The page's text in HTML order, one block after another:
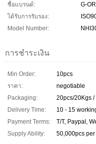
ชื่อแบรนด์:
G-
ได้รับการรับรอง:
Model Number:
การชำระเงิน
Min Order:
10pcs
ราคา:
negotiable
Packaging:
20pcs/20Kgs
Delivery Time:
10 - 15
Payment Terms:
T/T, Paypal,
Supply Ability:
50,000pcs per